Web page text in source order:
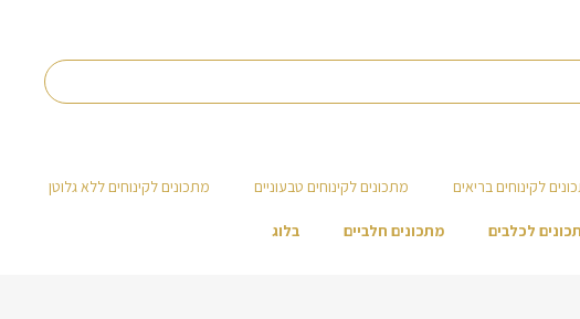
לקינוחים בריאים מתכונים לקינוחים טבעוניים מתכונים לקינוחים ללא גלוטן
לכלבים מתכונים חלביים בלוג